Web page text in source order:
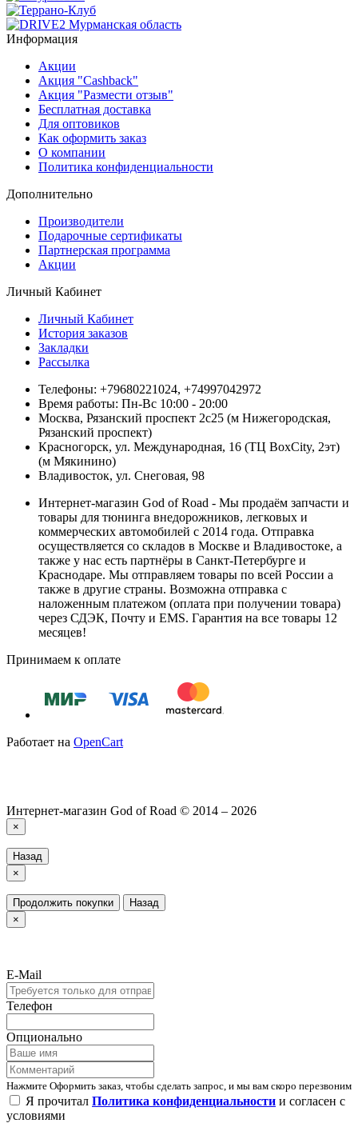
Информация
Акции
Акция "Cashback"
Акция "Размести отзыв"
Бесплатная доставка
Для оптовиков
Как оформить заказ
О компании
Политика конфиденциальности
Дополнительно
Производители
Подарочные сертификаты
Партнерская программа
Акции
Личный Кабинет
Личный Кабинет
История заказов
Закладки
Рассылка
Телефоны: +79680221024, +74997042972
Время работы: Пн-Вс 10:00 - 20:00
Москва, Рязанский проспект 2с25 (м Нижегородская,
Рязанский проспект)
Красногорск, ул. Международная, 16 (ТЦ BoxСity, 2эт)
(м Мякинино)
Владивосток, ул. Снеговая, 98
Интернет-магазин God of Road - Мы продаём запчасти и
товары для тюнинга внедорожников, легковых и
коммерческих автомобилей с 2014 года. Отправка
осуществляется со складов в Москве и Владивостоке, а
также у нас есть партнёры в Санкт-Петербурге и
Краснодаре. Мы отправляем товары по всей России а
также в другие страны. Возможна отправка с
наложенным платежом (оплата при получении товара)
через СДЭК, Почту и EMS. Гарантия на все товары 12
месяцев!
Принимаем к оплате
Работает на OpenCart
Интернет-магазин God of Road © 2014 – 2026
×
Назад
×
Продолжить покупки
Назад
×
E-Mail
Телефон
Опционально
Нажмите Оформить заказ, чтобы сделать запрос, и мы вам скоро перезвоним
Я прочитал Политика конфиденциальности и согласен с
условиями